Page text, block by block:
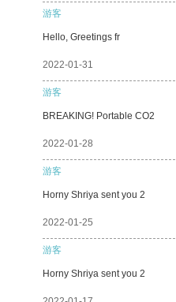
游客
Hello, Greetings fr
2022-01-31
游客
BREAKING! Portable CO2
2022-01-28
游客
Horny Shriya sent you 2
2022-01-25
游客
Horny Shriya sent you 2